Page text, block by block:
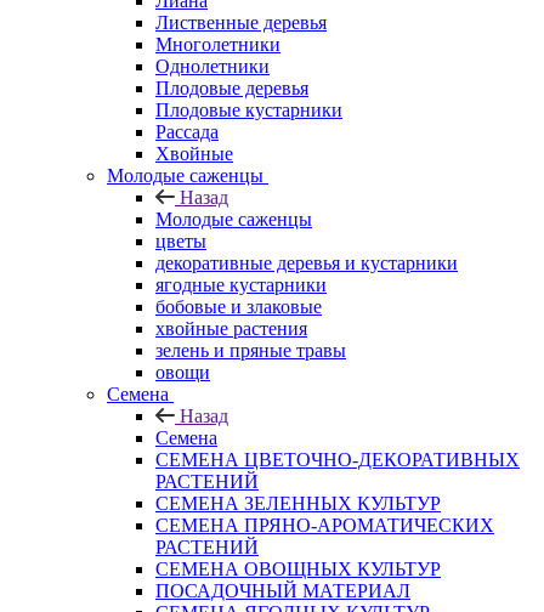
Лиственные деревья
Многолетники
Однолетники
Плодовые деревья
Плодовые кустарники
Рассада
Хвойные
Молодые саженцы
Назад
Молодые саженцы
цветы
декоративные деревья и кустарники
ягодные кустарники
бобовые и злаковые
хвойные растения
зелень и пряные травы
овощи
Семена
Назад
Семена
СЕМЕНА ЦВЕТОЧНО-ДЕКОРАТИВНЫХ
РАСТЕНИЙ
СЕМЕНА ЗЕЛЕННЫХ КУЛЬТУР
СЕМЕНА ПРЯНО-АРОМАТИЧЕСКИХ
РАСТЕНИЙ
СЕМЕНА ОВОЩНЫХ КУЛЬТУР
ПОСАДОЧНЫЙ МАТЕРИАЛ